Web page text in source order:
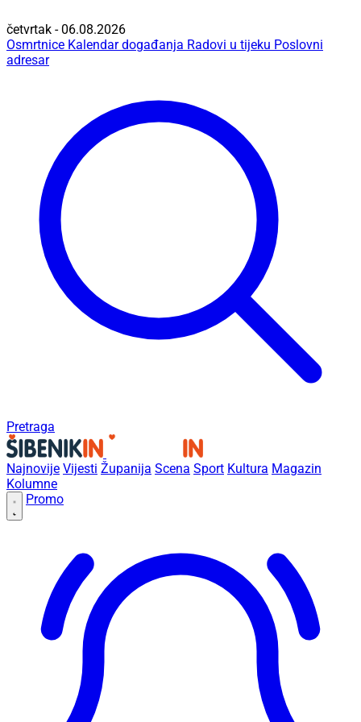
četvrtak - 06.08.2026
Osmrtnice Kalendar događanja Radovi u tijeku Poslovni
adresar
Pretraga
Najnovije Vijesti Županija Scena Sport Kultura Magazin
Kolumne
Promo